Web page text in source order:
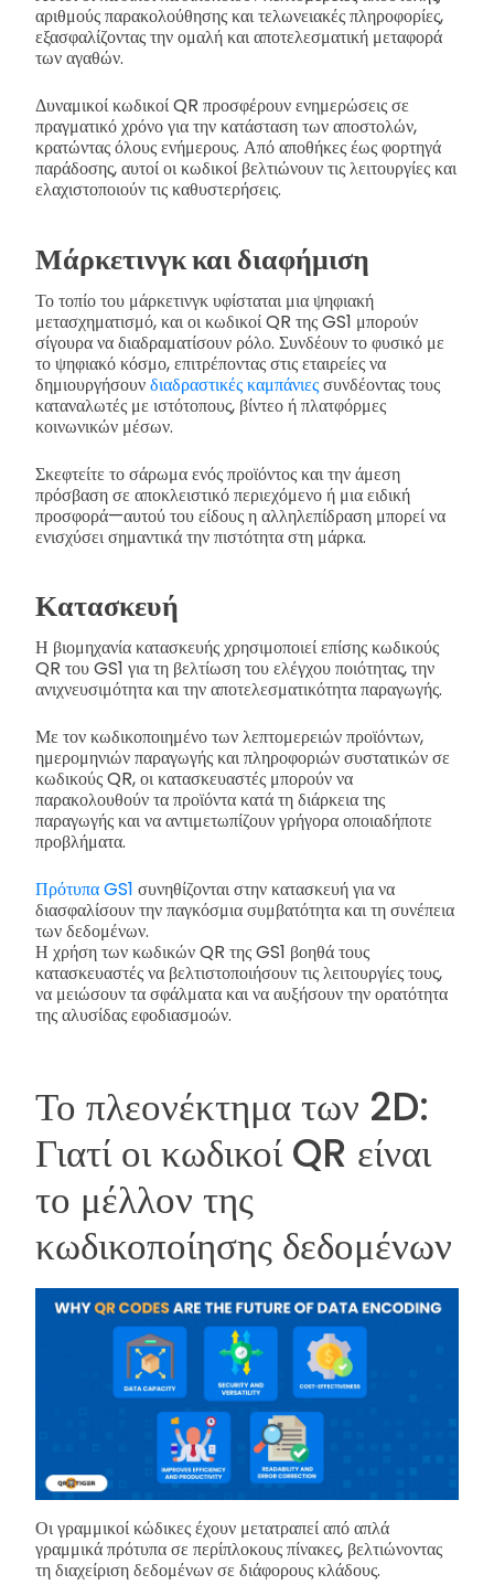
αριθμούς παρακολούθησης και τελωνειακές πληροφορίες,
εξασφαλίζοντας την ομαλή και αποτελεσματική μεταφορά
των αγαθών.
Δυναμικοί κωδικοί QR προσφέρουν ενημερώσεις σε
πραγματικό χρόνο για την κατάσταση των αποστολών,
κρατώντας όλους ενήμερους. Από αποθήκες έως φορτηγά
παράδοσης, αυτοί οι κωδικοί βελτιώνουν τις λειτουργίες και
ελαχιστοποιούν τις καθυστερήσεις.
Μάρκετινγκ και διαφήμιση
Το τοπίο του μάρκετινγκ υφίσταται μια ψηφιακή
μετασχηματισμό, και οι κωδικοί QR της GS1 μπορούν
σίγουρα να διαδραματίσουν ρόλο. Συνδέουν το φυσικό με
το ψηφιακό κόσμο, επιτρέποντας στις εταιρείες να
δημιουργήσουνδιαδραστικές καμπάνιεςσυνδέοντας τους
καταναλωτές με ιστότοπους, βίντεο ή πλατφόρμες
κοινωνικών μέσων.
Σκεφτείτε το σάρωμα ενός προϊόντος και την άμεση
πρόσβαση σε αποκλειστικό περιεχόμενο ή μια ειδική
προσφορά—αυτού του είδους η αλληλεπίδραση μπορεί να
ενισχύσει σημαντικά την πιστότητα στη μάρκα.
Κατασκευή
Η βιομηχανία κατασκευής χρησιμοποιεί επίσης κωδικούς
QR του GS1 για τη βελτίωση του ελέγχου ποιότητας, την
ανιχνευσιμότητα και την αποτελεσματικότητα παραγωγής.
Με τον κωδικοποιημένο των λεπτομερειών προϊόντων,
ημερομηνιών παραγωγής και πληροφοριών συστατικών σε
κωδικούς QR, οι κατασκευαστές μπορούν να
παρακολουθούν τα προϊόντα κατά τη διάρκεια της
παραγωγής και να αντιμετωπίζουν γρήγορα οποιαδήποτε
προβλήματα.
Πρότυπα GS1 συνηθίζονται στην κατασκευή για να
διασφαλίσουν την παγκόσμια συμβατότητα και τη συνέπεια
των δεδομένων.
Η χρήση των κωδικών QR της GS1 βοηθά τους
κατασκευαστές να βελτιστοποιήσουν τις λειτουργίες τους,
να μειώσουν τα σφάλματα και να αυξήσουν την ορατότητα
της αλυσίδας εφοδιασμοών.
Το πλεονέκτημα των 2D:
Γιατί οι κωδικοί QR είναι
το μέλλον της
κωδικοποίησης δεδομένων
Οι γραμμικοί κώδικες έχουν μετατραπεί από απλά
γραμμικά πρότυπα σε περίπλοκους πίνακες, βελτιώνοντας
τη διαχείριση δεδομένων σε διάφορους κλάδους.